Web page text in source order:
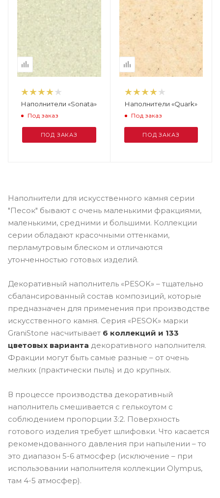
Наполнители «Sonata»
Под заказ
ПОД ЗАКАЗ
Наполнители «Quark»
Под заказ
ПОД ЗАКАЗ
Наполнители для искусственного камня серии
"Песок" бывают с очень маленькими фракциями,
маленькими, средними и большими. Коллекции
серии обладают красочными оттенками,
перламутровым блеском и отличаются
утонченностью готовых изделий.
Декоративный наполнитель «PESOK» – тщательно
сбалансированный состав композиций, которые
предназначен для применения при производстве
искусственного камня. Серия «PESOK» марки
GraniStone насчитывает 6 коллекций и 133
цветовых варианта декоративного наполнителя.
Фракции могут быть самые разные – от очень
мелких (практически пыль) и до крупных.
В процессе производства декоративный
наполнитель смешивается с гелькоутом с
соблюдением пропорции 3:2. Поверхность
готового изделия требует шлифовки. Что касается
рекомендованного давления при напылении – то
это диапазон 5-6 атмосфер (исключение – при
использовании наполнителя коллекции Olympus,
там 4-5 атмосфер).